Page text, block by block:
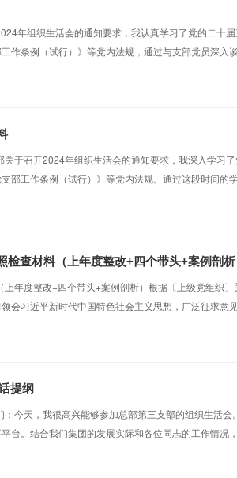
年组织生活会的通知要求，我认真学习了党的二十
作条例（试行）》等党内法规，通过与支部党员深入
矩，维护党的团结统一方面。一是在学懂、弄通、做
于召开2024年组织生活会的通知要求，我深入学习
部工作条例（试行）》等党内法规。通过这段时间的
是学深悟透有差距。对习近平新时代中国特色社会主
查材料（上年度整改+四个带头+案例剖析
年度整改+四个带头+案例剖析）根据〔上级党组织〕
会习近平新时代中国特色社会主义思想，广泛征求意
面，深入查找存在问题，深刻剖析问题根源，明确了
提纲
今天，我很高兴能够参加总部第三支部的组织生活会
台。结合我们集团的发展实际和各位同志的工作情况
我们能够深入交流思想，查找和解决自身存在的问题